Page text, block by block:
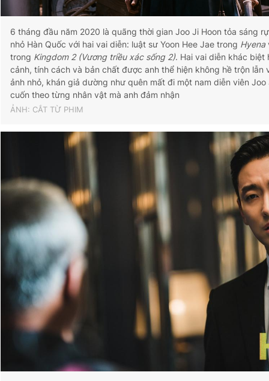
6 tháng đầu năm 2020 là quãng thời gian Joo Ji Hoon tỏa sáng
nhỏ Hàn Quốc với hai vai diễn: luật sư Yoon Hee Jae trong Hyena
trong Kingdom 2 (Vương triều xác sống 2). Hai vai diễn khác biệt
cảnh, tính cách và bản chất được anh thể hiện không hề trộn lẫn
ảnh nhỏ, khán giả dường như quên mất đi một nam diễn viên
cuốn theo từng nhân vật mà anh đảm nhận
ẢNH: CẮT TỪ PHIM